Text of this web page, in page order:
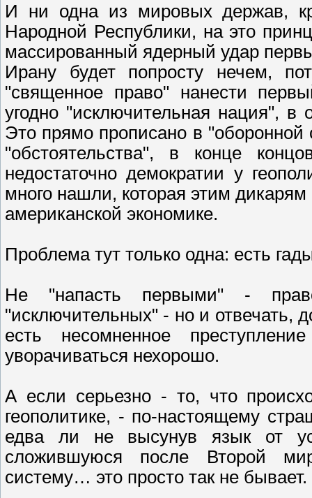
И ни одна из мировых держав,
Народной Республики, на это
массированный ядерный удар
Ирану будет попросту нечем,
"священное право" нанести
угодно "исключительная нация",
Это прямо прописано в "оборонной
"обстоятельства", в конце
недостаточно демократии у
много нашли, которая этим
американской экономике.
Проблема тут только одна: есть
Не "напасть первыми" -
"исключительных" - но и отвечать,
есть несомненное
уворачиваться нехорошо.
А если серьезно - то, что
геополитике, - по-настоящему
едва ли не высунув язык от
сложившуюся после Второй
систему… это просто так не бывает.